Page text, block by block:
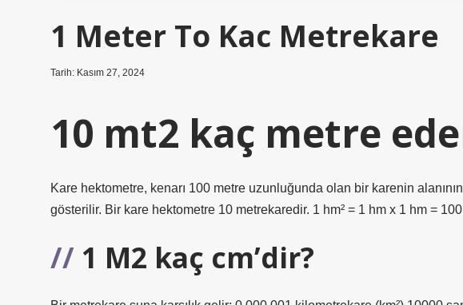
1 Meter To Kac Metrekare
Tarih: Kasım 27, 2024
10 mt2 kaç metre
Kare hektometre, kenarı 100 metre uzunluğunda olan bir karenin
gösterilir. Bir kare hektometre 10 metrekaredir. 1 hm² = 1 hm x 1 hm =
1 M2 kaç cm’dir?